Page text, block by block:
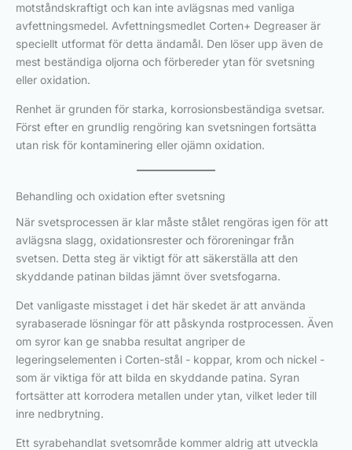
motståndskraftigt och kan inte avlägsnas med vanliga
avfettningsmedel. Avfettningsmedlet Corten+ Degreaser är
speciellt utformat för detta ändamål. Den löser upp även de
mest beständiga oljorna och förbereder ytan för svetsning
eller oxidation.
Renhet är grunden för starka, korrosionsbeständiga svetsar.
Först efter en grundlig rengöring kan svetsningen fortsätta
utan risk för kontaminering eller ojämn oxidation.
Behandling och oxidation efter svetsning
När svetsprocessen är klar måste stålet rengöras igen för att
avlägsna slagg, oxidationsrester och föroreningar från
svetsen. Detta steg är viktigt för att säkerställa att den
skyddande patinan bildas jämnt över svetsfogarna.
Det vanligaste misstaget i det här skedet är att använda
syrabaserade lösningar för att påskynda rostprocessen. Även
om syror kan ge snabba resultat angriper de
legeringselementen i Corten-stål - koppar, krom och nickel -
som är viktiga för att bilda en skyddande patina. Syran
fortsätter att korrodera metallen under ytan, vilket leder till
inre nedbrytning.
Ett syrabehandlat svetsområde kommer aldrig att utveckla